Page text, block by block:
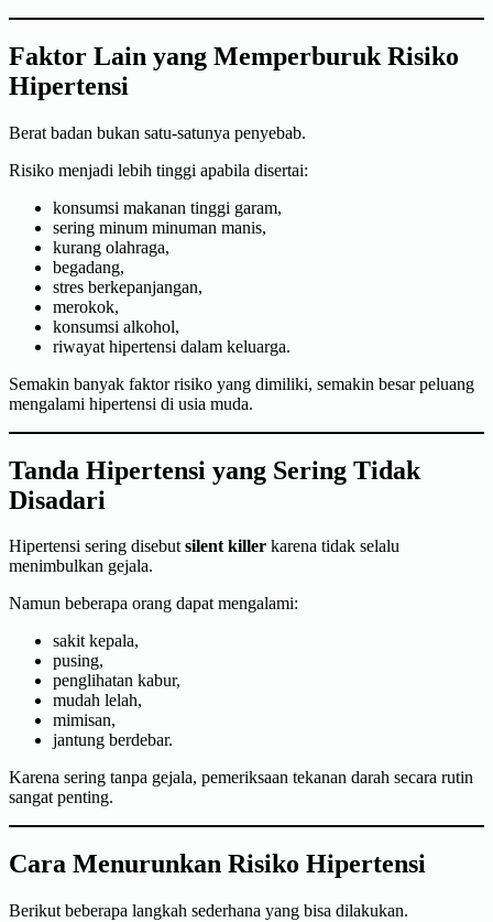
Faktor Lain yang Memperburuk Risiko
Hipertensi
Berat badan bukan satu-satunya penyebab.
Risiko menjadi lebih tinggi apabila disertai:
konsumsi makanan tinggi garam,
sering minum minuman manis,
kurang olahraga,
begadang,
stres berkepanjangan,
merokok,
konsumsi alkohol,
riwayat hipertensi dalam keluarga.
Semakin banyak faktor risiko yang dimiliki, semakin besar peluang
mengalami hipertensi di usia muda.
Tanda Hipertensi yang Sering Tidak
Disadari
Hipertensi sering disebutsilent killer karena tidak selalu
menimbulkan gejala.
Namun beberapa orang dapat mengalami:
sakit kepala,
pusing,
penglihatan kabur,
mudah lelah,
mimisan,
jantung berdebar.
Karena sering tanpa gejala, pemeriksaan tekanan darah secara rutin
sangat penting.
Cara Menurunkan Risiko Hipertensi
Berikut beberapa langkah sederhana yang bisa dilakukan.